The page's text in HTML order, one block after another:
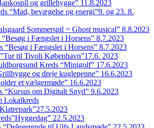
og grillehygge” 11.8.2023
“Mad, bevægelse og energi”9. og 23. 8.
Sommerspil = Ghost musical” 8.8.2023
i Fængslet i Horsens” 8.7.2023
“Besøg i Fængslet i Horsens” 8.7.2023
til Tivoli København”17.6. 2023
Kreds “Minigolf” 17.6.2023
og dreje kuglepenne” 16.6.2023
et vælgermøde” 16.6.2023
om Digitalt Snyd” 9.6.2023
Lokalkreds
22.5.2023